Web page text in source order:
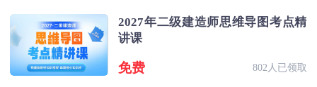
2027年二级建造师思维导图考点精
讲课
免费 802人已领取